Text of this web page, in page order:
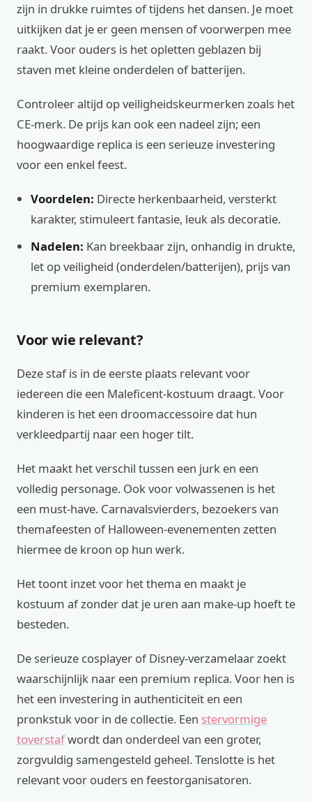
zijn in drukke ruimtes of tijdens het dansen. Je moet
uitkijken dat je er geen mensen of voorwerpen mee
raakt. Voor ouders is het opletten geblazen bij
staven met kleine onderdelen of batterijen.
Controleer altijd op veiligheidskeurmerken zoals het
CE-merk. De prijs kan ook een nadeel zijn; een
hoogwaardige replica is een serieuze investering
voor een enkel feest.
Voordelen: Directe herkenbaarheid, versterkt
karakter, stimuleert fantasie, leuk als decoratie.
Nadelen: Kan breekbaar zijn, onhandig in drukte,
let op veiligheid (onderdelen/batterijen), prijs van
premium exemplaren.
Voor wie relevant?
Deze staf is in de eerste plaats relevant voor
iedereen die een Maleficent-kostuum draagt. Voor
kinderen is het een droomaccessoire dat hun
verkleedpartij naar een hoger tilt.
Het maakt het verschil tussen een jurk en een
volledig personage. Ook voor volwassenen is het
een must-have. Carnavalsvierders, bezoekers van
themafeesten of Halloween-evenementen zetten
hiermee de kroon op hun werk.
Het toont inzet voor het thema en maakt je
kostuum af zonder dat je uren aan make-up hoeft te
besteden.
De serieuze cosplayer of Disney-verzamelaar zoekt
waarschijnlijk naar een premium replica. Voor hen is
het een investering in authenticiteit en een
pronkstuk voor in de collectie. Een stervormige
toverstafwordt dan onderdeel van een groter,
zorgvuldig samengesteld geheel. Tenslotte is het
relevant voor ouders en feestorganisatoren.